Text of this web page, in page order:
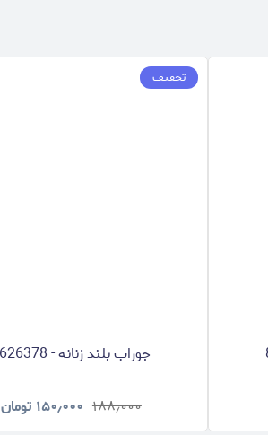
تخفیف
جوراب بلند زنانه - 8626378
۱۸۸٫۰۰۰ ۱۵۰٫۰۰۰ تومان